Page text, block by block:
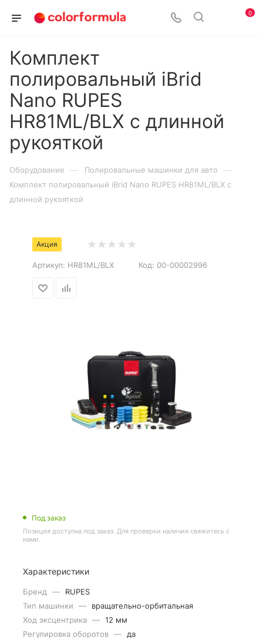
0
Комплект
полировальный iBrid
Nano RUPES
HR81ML/BLX с длинной
рукояткой
Оборудование — Полировальные машинки для авто —
Комплект полировальный iBrid Nano RUPES HR81ML/BLX с
длинной рукояткой
Акция
Артикул: HR81ML/BLX Код: 00-00002996
Под заказ
Позиция доступна под заказ. Для проверки наличия свяжитесь с
нами.
Характеристики
Бренд —
RUPES
Тип машинки
—
вращательно-орбитальная
Ход эксцентрика — 12 мм
Регулировка оборотов —
да